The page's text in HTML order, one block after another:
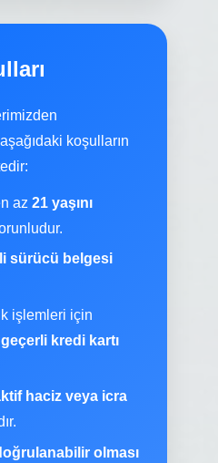
koşulların
az 21 yaşını
sürücü belgesi
işlemleri için
geçerli kredi kartı
haciz veya icra
olması